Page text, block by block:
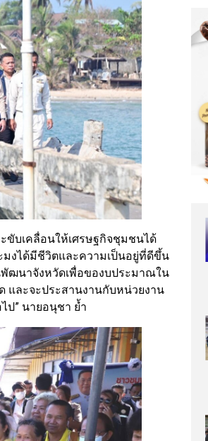
ขับเคลื่อนให้เศรษฐกิจชุมชนได้
มงได้มีชีวิตและความเป็นอยู่ที่ดีขึ้น
พัฒนาจังหวัดเพื่อของบประมาณใน
และจะประสานงานกับหน่วยงาน
ป” นายอนุชา ย้ำ